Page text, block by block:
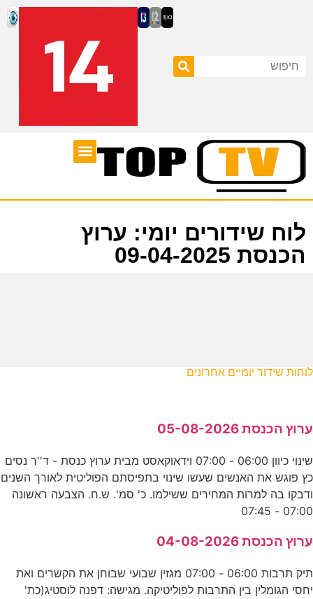
לוח שידורים יומי: ערוץ
הכנסת 09-04-2025
לוחות שידור יומיים אחרונים
ערוץ הכנסת 05-08-2026
שינוי כיוון 06:00 - 07:00 וידאוקאסט מבית ערוץ כנסת - ד''ר נסים
כץ פוגש את האנשים שעשו שינוי בתפיסתם הפוליטית לאורך השנים
ודבקו בה למרות המחירים ששילמו. כ' סמ'. ש.ח. הצבעה ראשונה
07:00 - 07:45
ערוץ הכנסת 04-08-2026
תיק תרבות 06:00 - 07:00 מגזין שבועי שבוחן את הקשרים ואת
יחסי הגומלין בין התרבות לפוליטיקה. מגישה: דפנה לוסטיג(כת'